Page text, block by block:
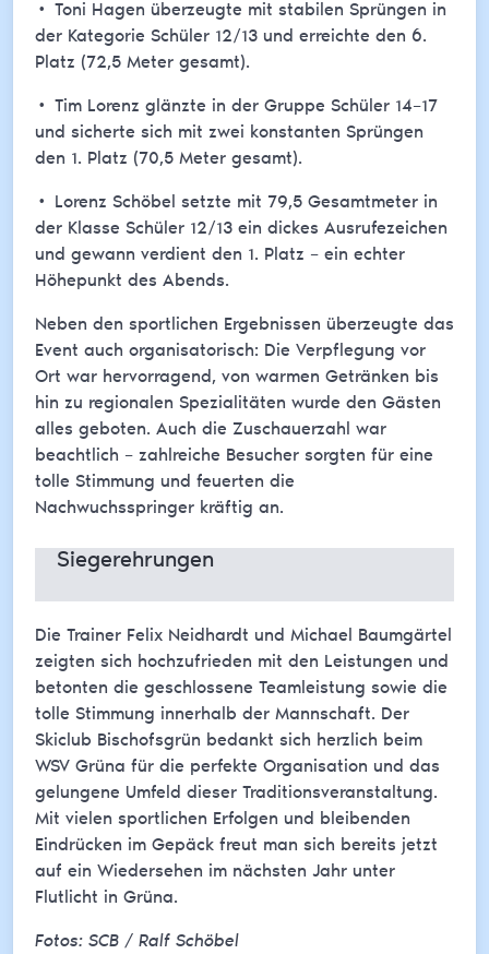
• Toni Hagen überzeugte mit stabilen Sprüngen in
der Kategorie Schüler 12/13 und erreichte den 6.
Platz (72,5 Meter gesamt).
• Tim Lorenz glänzte in der Gruppe Schüler 14–17
und sicherte sich mit zwei konstanten Sprüngen
den 1. Platz (70,5 Meter gesamt).
• Lorenz Schöbel setzte mit 79,5 Gesamtmeter in
der Klasse Schüler 12/13 ein dickes Ausrufezeichen
und gewann verdient den 1. Platz – ein echter
Höhepunkt des Abends.
Neben den sportlichen Ergebnissen überzeugte das
Event auch organisatorisch: Die Verpflegung vor
Ort war hervorragend, von warmen Getränken bis
hin zu regionalen Spezialitäten wurde den Gästen
alles geboten. Auch die Zuschauerzahl war
beachtlich – zahlreiche Besucher sorgten für eine
tolle Stimmung und feuerten die
Nachwuchsspringer kräftig an.
Siegerehrungen
Die Trainer Felix Neidhardt und Michael Baumgärtel
zeigten sich hochzufrieden mit den Leistungen und
betonten die geschlossene Teamleistung sowie die
tolle Stimmung innerhalb der Mannschaft. Der
Skiclub Bischofsgrün bedankt sich herzlich beim
WSV Grüna für die perfekte Organisation und das
gelungene Umfeld dieser Traditionsveranstaltung.
Mit vielen sportlichen Erfolgen und bleibenden
Eindrücken im Gepäck freut man sich bereits jetzt
auf ein Wiedersehen im nächsten Jahr unter
Flutlicht in Grüna.
Fotos: SCB / Ralf Schöbel